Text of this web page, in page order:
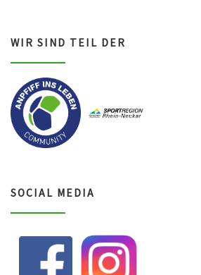
WIR SIND TEIL DER
SOCIAL MEDIA